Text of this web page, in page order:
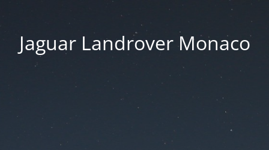
Jaguar Landrover Monaco